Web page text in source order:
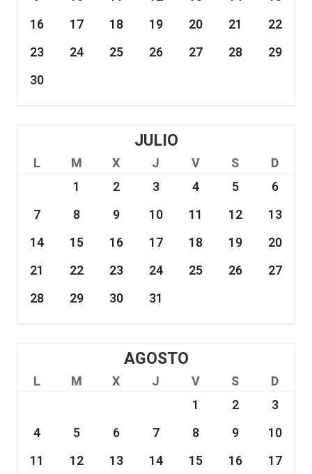
16
17 18 19 20 21
22
23
24 25 26 27 28
29
30
JULIO
L M X J V S
D
1
2 3 4 5
6
7
8 9 10 11 12
13
14
15 16 17 18 19
20
21
22 23 24 25 26
27
28
29 30 31
AGOSTO
L M X J V S
D
1
2
3
4
5 6 7 8 9
10
11
12 13 14 15 16
17